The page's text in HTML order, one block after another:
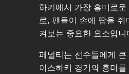
하키에서 가장 흥미로
로, 팬들이 손에 땀을 쥐
켜보는 중요한 요소입니
페널티는 선수들에게
이스하키 경기의 흥미